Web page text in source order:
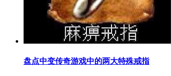
盘点中变传奇游戏中的两大特殊戒指